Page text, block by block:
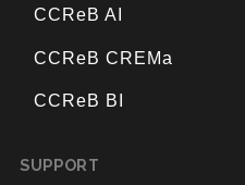
CCReB AI
CCReB CREMa
CCReB BI
SUPPORT